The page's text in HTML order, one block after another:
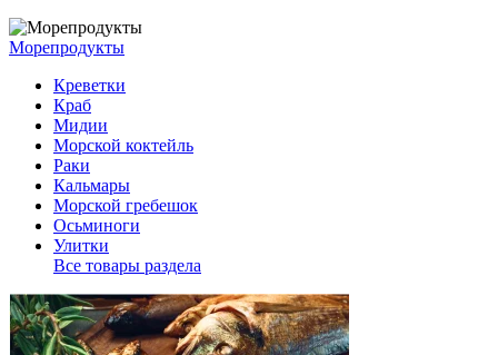
Морепродукты
Креветки
Краб
Мидии
Морской коктейль
Раки
Кальмары
Морской гребешок
Осьминоги
Улитки
Все товары раздела